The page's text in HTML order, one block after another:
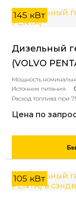
145 кВт
Дизельный
(VOLVO
Мощность
Источник питания
Расход топлива при
Цена по
105 кВт